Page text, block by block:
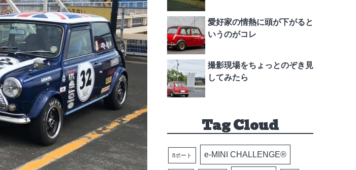
愛好家の情熱に頭が下がると
いうのがコレ
撮影現場をちょっとのぞき見
してみたら
Tag Cloud
8ポート e-MINI CHALLENGE®